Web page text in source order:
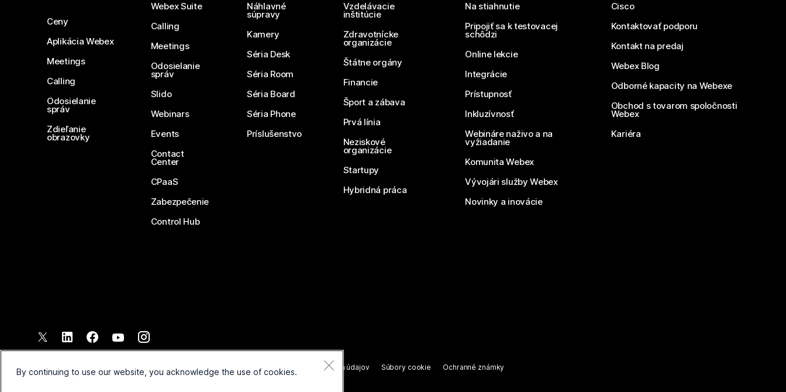
Ceny
Aplikácia Webex
Meetings
Calling
Odosielanie
správ
Zdieľanie
obrazovky
Webex Suite
Calling
Meetings
Odosielanie
správ
Slido
Webinars
Events
Contact
Center
CPaaS
Zabezpečenie
Control Hub
Náhlavné
súpravy
Kamery
Séria Desk
Séria Room
Séria Board
Séria Phone
Príslušenstvo
Vzdelávacie
inštitúcie
Zdravotnícke
organizácie
Štátne orgány
Financie
Šport a zábava
Prvá línia
Neziskové
organizácie
Startupy
Hybridná práca
Na stiahnutie
Pripojiť sa k testovacej
schôdzi
Online lekcie
Integrácie
Prístupnosť
Inkluzívnosť
Webináre naživo a na
vyžiadanie
Komunita Webex
Vývojári služby Webex
Novinky a inovácie
Cisco
Kontaktovať podporu
Kontakt na predaj
Webex Blog
Odborné kapacity na Webexe
Obchod s tovarom spoločnosti
Webex
Kariéra
Zmluvné podmienky
Vyhlásenie o ochrane osobných údajov Súbory cookie Ochranné známky
By continuing to use our website, you acknowledge the use of cookies.